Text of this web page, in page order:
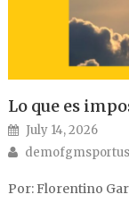
Lo que es
Posted on
July 14, 2026
Author
Por: Florentino